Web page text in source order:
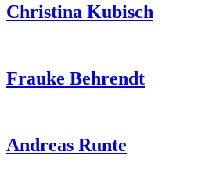
Christina Kubisch
Frauke Behrendt
Andreas Runte